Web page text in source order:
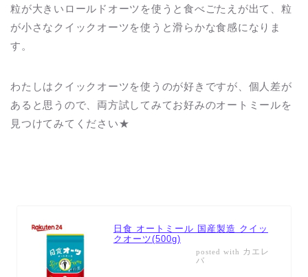
粒が大きいロールドオーツを使うと食べごたえが出て、粒
が小さなクイックオーツを使うと滑らかな食感になりま
す。
わたしはクイックオーツを使うのが好きですが、個人差が
あると思うので、両方試してみてお好みのオートミールを
見つけてみてください★
日食 オートミール 国産製造 クイッ
クオーツ(500g)
posted with カエレ
バ